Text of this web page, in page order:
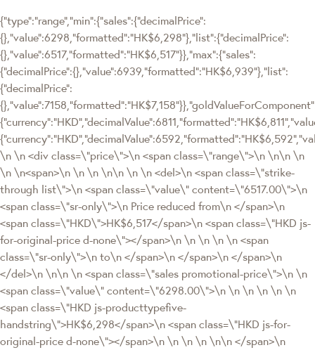
{"type":"range","min":{"sales":{"decimalPrice":
{},"value":6298,"formatted":"HK$6,298"},"list":{"decimalPrice":
{},"value":6517,"formatted":"HK$6,517"}},"max":{"sales":
{"decimalPrice":{},"value":6939,"formatted":"HK$6,939"},"list":
{"decimalPrice":
\n \n <div class=\"price\">\n <span class=\"range\">\n \n\n \n
\n \n<span>\n \n \n \n\n \n \n <del>\n <span class=\"strike-
through list\">\n <span class=\"value\" content=\"6517.00\">\n
<span class=\"sr-only\">\n Price reduced from\n </span>\n
<span class=\"HKD\">HK$6,517</span>\n <span class=\"HKD js-
for-original-price d-none\"></span>\n \n \n \n \n <span
class=\"sr-only\">\n to\n </span>\n </span>\n </span>\n
</del>\n \n\n \n <span class=\"sales promotional-price\">\n \n
<span class=\"value\" content=\"6298.00\">\n \n \n \n \n \n
<span class=\"HKD js-producttypefive-
handstring\">HK$6,298</span>\n <span class=\"HKD js-for-
original-price d-none\"></span>\n \n \n \n \n\n </span>\n